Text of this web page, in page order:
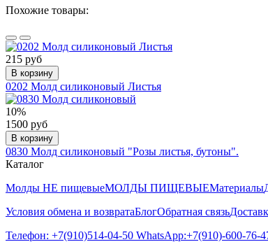
Похожие товары:
215 руб
В корзину
0202 Молд силиконовый Листья
10%
1500 руб
В корзину
0830 Молд силиконовый "Розы листья, бутоны".
Каталог
Молды НЕ пищевыеМОЛДЫ ПИЩЕВЫЕМатериалы
Условия обмена и возвратаБлогОбратная связь
Телефон: +7(910)514-04-50 WhatsApp:+7(910)-600-